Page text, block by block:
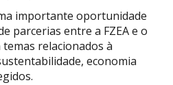
importante oportunidade
parcerias entre a FZEA e o
temas relacionados à
economia